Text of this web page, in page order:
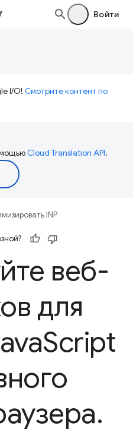
Войти
I/O! Смотрите контент по
Cloud Translation API.
INP
веб-
для
Script
.